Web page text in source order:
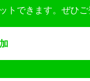
トできます。ぜひご